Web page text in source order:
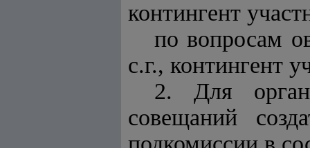
контингент
по вопросам
с.г., контингент
2. Для
совещаний